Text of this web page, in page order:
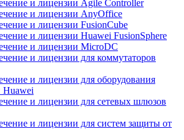
и лицензии Agile Controller
и лицензии AnyOffice
и лицензии FusionCube
и лицензии Huawei FusionSphere
и лицензии MicroDC
и лицензии для коммутаторов
и лицензии для оборудования
Huawei
и лицензии для сетевых шлюзов
и лицензии для систем защиты от